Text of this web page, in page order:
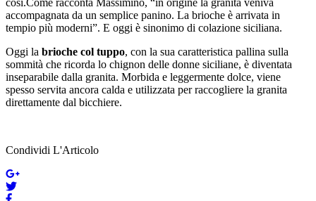
accompagnata da un semplice panino. La brioche è arrivata in
tempio più moderni”. E oggi è sinonimo di colazione siciliana.
Oggi la brioche col tuppo, con la sua caratteristica pallina sulla
sommità che ricorda lo chignon delle donne siciliane, è diventata
inseparabile dalla granita. Morbida e leggermente dolce, viene
spesso servita ancora calda e utilizzata per raccogliere la granita
direttamente dal bicchiere.
Condividi L'Articolo